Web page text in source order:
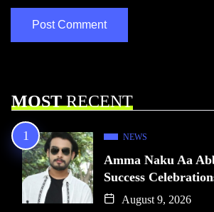
MOSTRECENT
NEWS
Amma Naku Aa
Success
August 9, 2026